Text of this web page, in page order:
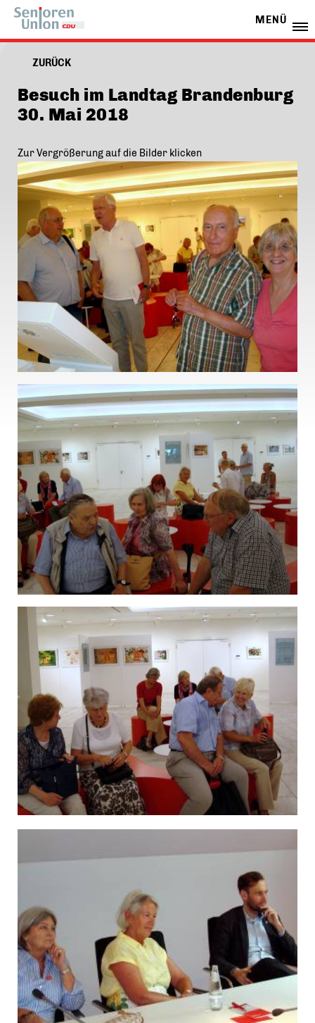
MENÜ
ZURÜCK
Besuch im Landtag Brandenburg
30. Mai 2018
Zur Vergrößerung auf die Bilder klicken